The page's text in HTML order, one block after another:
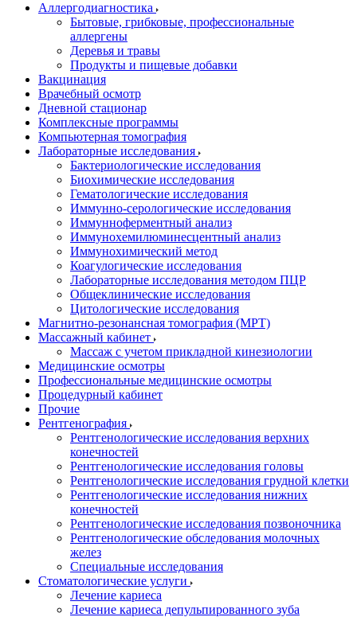
Аллергодиагностика
Бытовые, грибковые, профессиональные
аллергены
Деревья и травы
Продукты и пищевые добавки
Вакцинация
Врачебный осмотр
Дневной стационар
Комплексные программы
Компьютерная томография
Лабораторные исследования
Бактериологические исследования
Биохимические исследования
Гематологические исследования
Иммунно-серологические исследования
Иммунноферментный анализ
Иммунохемилюминесцентный анализ
Иммунохимический метод
Коагулогические исследования
Лабораторные исследования методом ПЦР
Общеклинические исследования
Цитологические исследования
Магнитно-резонансная томография (МРТ)
Массажный кабинет
Массаж с учетом прикладной кинезиологии
Медицинские осмотры
Профессиональные медицинские осмотры
Процедурный кабинет
Прочие
Рентгенография
Рентгенологические исследования верхних
конечностей
Рентгенологические исследования головы
Рентгенологические исследования грудной клетки
Рентгенологические исследования нижних
конечностей
Рентгенологические исследования позвоночника
Рентгенологические обследования молочных
желез
Специальные исследования
Стоматологические услуги
Лечение кариеса
Лечение кариеса депульпированного зуба